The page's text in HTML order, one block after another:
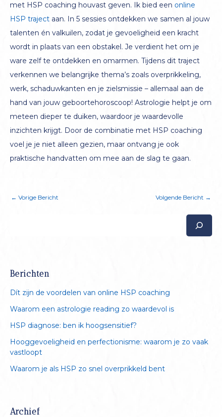
met HSP coaching houvast geven. Ik bied een online
HSP traject aan. In 5 sessies ontdekken we samen al jouw
talenten én valkuilen, zodat je gevoeligheid een kracht
wordt in plaats van een obstakel. Je verdient het om je
ware zelf te ontdekken en omarmen. Tijdens dit traject
verkennen we belangrijke thema’s zoals overprikkeling,
werk, schaduwkanten en je zielsmissie – allemaal aan de
hand van jouw geboortehoroscoop! Astrologie helpt je om
meteen dieper te duiken, waardoor je waardevolle
inzichten krijgt. Door de combinatie met HSP coaching
voel je je niet alleen gezien, maar ontvang je ook
praktische handvatten om mee aan de slag te gaan.
Bericht
← Vorige Bericht Volgende Bericht →
e
n
Berichten
Dít zijn de voordelen van online HSP coaching
Waarom een astrologie reading zo waardevol is
HSP diagnose: ben ik hoogsensitief?
Hooggevoeligheid en perfectionisme: waarom je zo vaak
vastloopt
Waarom je als HSP zo snel overprikkeld bent
Archief